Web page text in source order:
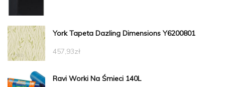
York Tapeta Dazling Dimensions Y6200801
457,93zł
Ravi Worki Na Śmieci 140L